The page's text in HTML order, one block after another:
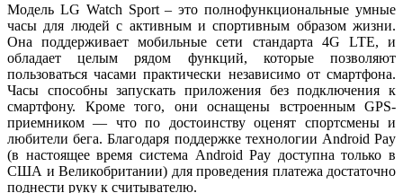
Модель LG Watch Sport – это полнофункциональные умные
часы для людей с активным и спортивным образом жизни.
Она поддерживает мобильные сети стандарта 4G LTE, и
обладает целым рядом функций, которые позволяют
пользоваться часами практически независимо от смартфона.
Часы способны запускать приложения без подключения к
смартфону. Кроме того, они оснащены встроенным GPS-
приемником — что по достоинству оценят спортсмены и
любители бега. Благодаря поддержке технологии Android Pay
(в настоящее время система Android Pay доступна только в
США и Великобритании) для проведения платежа достаточно
поднести руку к считывателю.